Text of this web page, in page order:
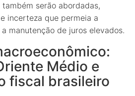
serão abordadas,
incerteza que permeia a
manutenção de juros elevados.
Médio e
fiscal brasileiro